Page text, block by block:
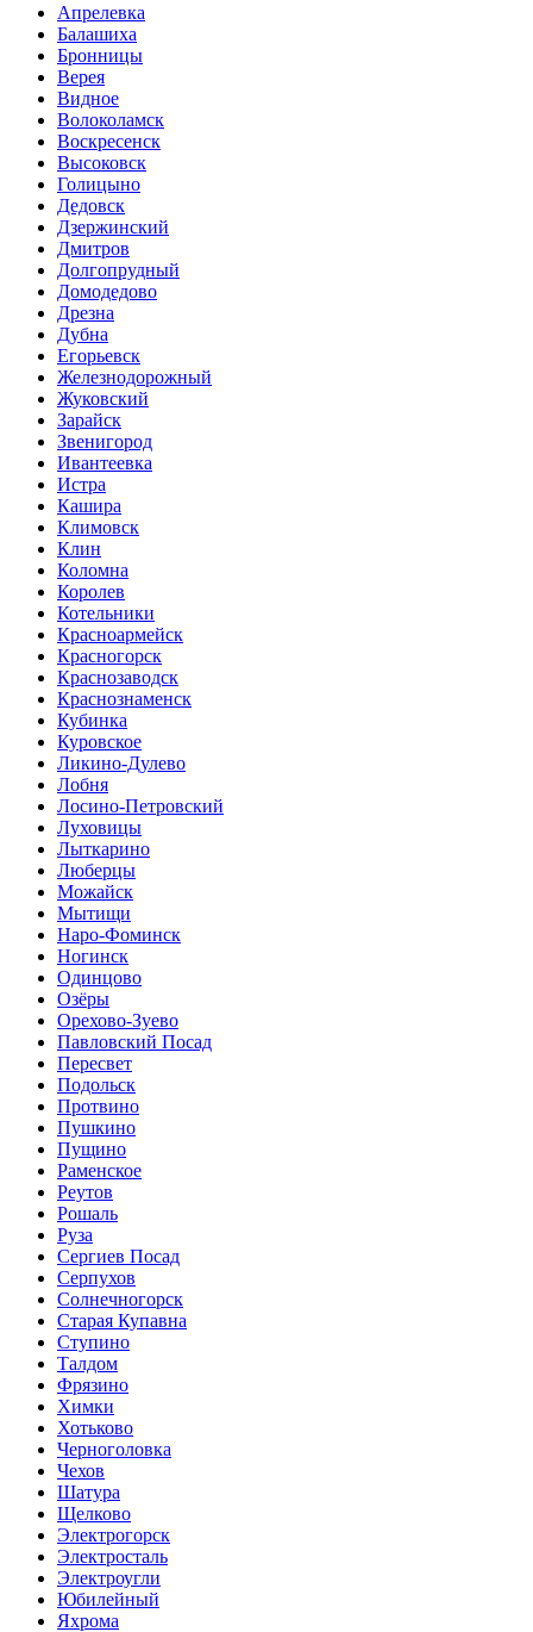
Апрелевка
Балашиха
Бронницы
Верея
Видное
Волоколамск
Воскресенск
Высоковск
Голицыно
Дедовск
Дзержинский
Дмитров
Долгопрудный
Домодедово
Дрезна
Дубна
Егорьевск
Железнодорожный
Жуковский
Зарайск
Звенигород
Ивантеевка
Истра
Кашира
Климовск
Клин
Коломна
Королев
Котельники
Красноармейск
Красногорск
Краснозаводск
Краснознаменск
Кубинка
Куровское
Ликино-Дулево
Лобня
Лосино-Петровский
Луховицы
Лыткарино
Люберцы
Можайск
Мытищи
Наро-Фоминск
Ногинск
Одинцово
Озёры
Орехово-Зуево
Павловский Посад
Пересвет
Подольск
Протвино
Пушкино
Пущино
Раменское
Реутов
Рошаль
Руза
Сергиев Посад
Серпухов
Солнечногорск
Старая Купавна
Ступино
Талдом
Фрязино
Химки
Хотьково
Черноголовка
Чехов
Шатура
Щелково
Электрогорск
Электросталь
Электроугли
Юбилейный
Яхрома